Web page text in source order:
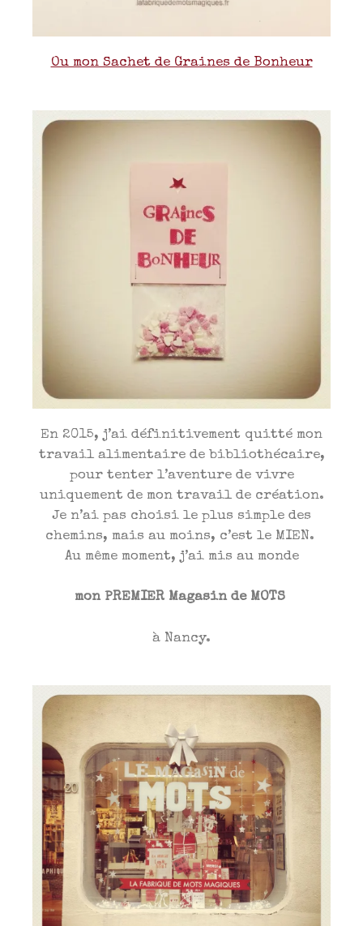
Ou mon Sachet de Graines de Bonheur
En 2015, j’ai définitivement quitté mon
travail alimentaire de bibliothécaire,
pour tenter l’aventure de vivre
uniquement de mon travail de création.
Je n’ai pas choisi le plus simple des
chemins, mais au moins, c’est le MIEN.
Au même moment, j’ai mis au monde
mon PREMIER Magasin de MOTS
à Nancy.